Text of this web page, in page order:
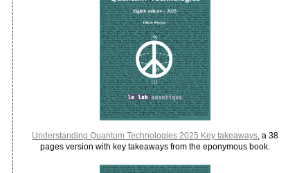
Understanding Quantum Technologies 2025 Key takeaways, a 38
pages version with key takeaways from the eponymous book.